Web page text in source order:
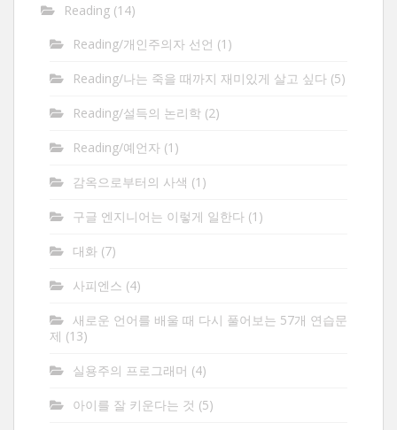
Reading (14)
Reading/개인주의자 선언 (1)
Reading/나는 죽을 때까지 재미있게 살고 싶다 (5)
Reading/설득의 논리학 (2)
Reading/예언자 (1)
감옥으로부터의 사색 (1)
구글 엔지니어는 이렇게 일한다 (1)
대화 (7)
사피엔스 (4)
새로운 언어를 배울 때 다시 풀어보는 57개 연습문
제 (13)
실용주의 프로그래머 (4)
아이를 잘 키운다는 것 (5)